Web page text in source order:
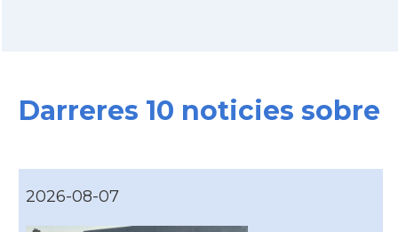
Darreres 10 noticies sobre
2026-08-07